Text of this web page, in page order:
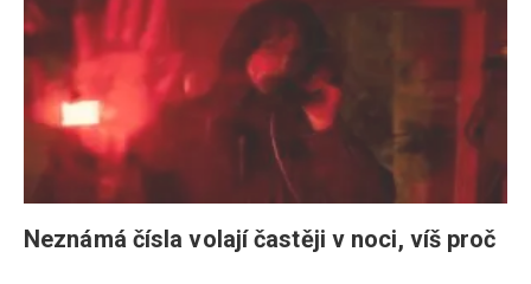
Neznámá čísla volají častěji v noci, víš proč